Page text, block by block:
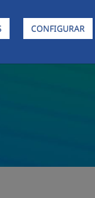
CONFIGURAR